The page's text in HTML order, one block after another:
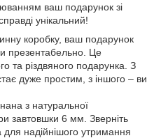
ваш подарунок зі
унікальний!
коробку, ваш подарунок
презентабельно. Це
та різдвяного подарунка. З
дуже простим, з іншого – ви
з натуральної
завтовшки 6 мм. Зверніть
для надійнішого утримання